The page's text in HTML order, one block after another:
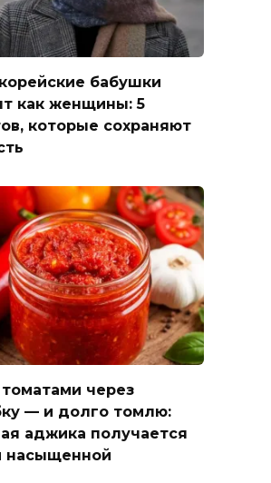
бабушки
как женщины: 5
которые сохраняют
через
— и долго томлю:
аджика получается
насыщенной